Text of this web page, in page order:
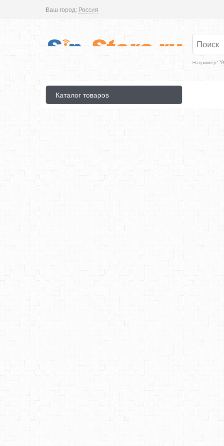
Ваш город: Россия
Например:
Каталог товаров